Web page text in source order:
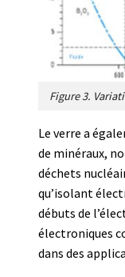
Le verre a
de minéraux,
déchets
qu’isolant
débuts de
électroniques
dans des